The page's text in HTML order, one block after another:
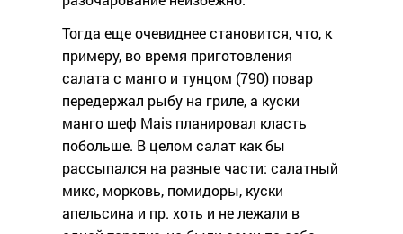
Тогда еще очевиднее становится, что, к
примеру, во время приготовления
салата с манго и тунцом (790) повар
передержал рыбу на гриле, а куски
манго шеф Mais планировал класть
побольше. В целом салат как бы
рассыпался на разные части: салатный
микс, морковь, помидоры, куски
апельсина и пр. хоть и не лежали в